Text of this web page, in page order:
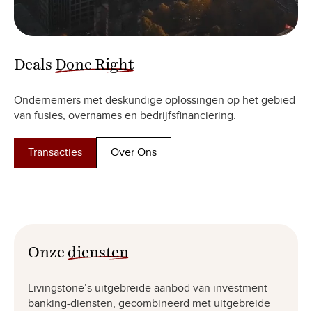
Deals Done Right
Ondernemers met deskundige oplossingen op het gebied
van fusies, overnames en bedrijfsfinanciering.
Transacties Over Ons
Onze diensten
Livingstone’s uitgebreide aanbod van investment
banking-diensten, gecombineerd met uitgebreide